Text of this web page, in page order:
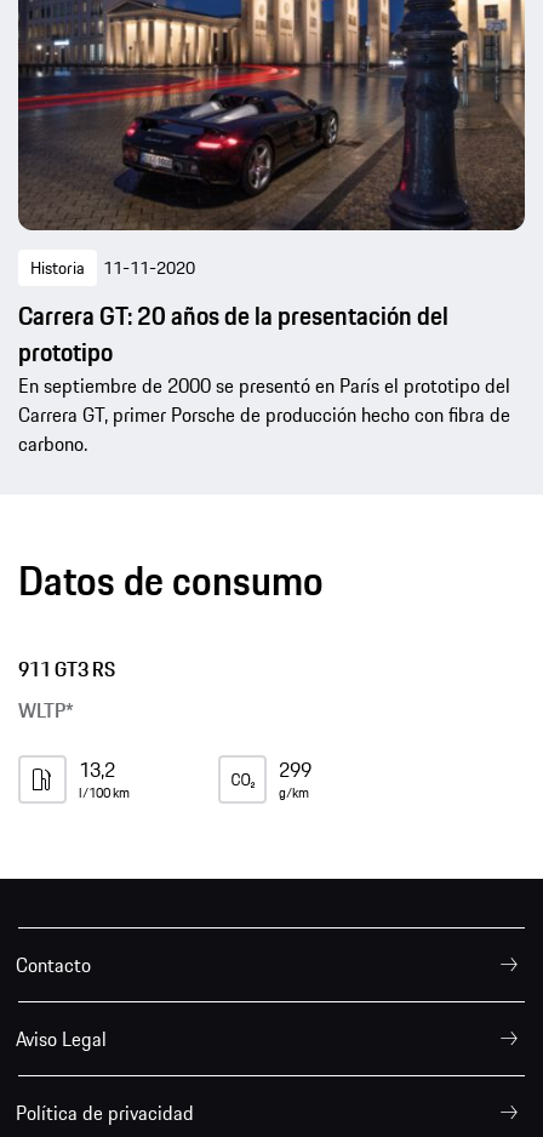
Historia 11-11-2020
Carrera GT: 20 años de la presentación del
prototipo
En septiembre de 2000 se presentó en París el prototipo del
Carrera GT, primer Porsche de producción hecho con fibra de
carbono.
Datos de consumo
911 GT3 RS
WLTP*
13,2
l/100 km
299
g/km
Contacto
Aviso Legal
Política de privacidad